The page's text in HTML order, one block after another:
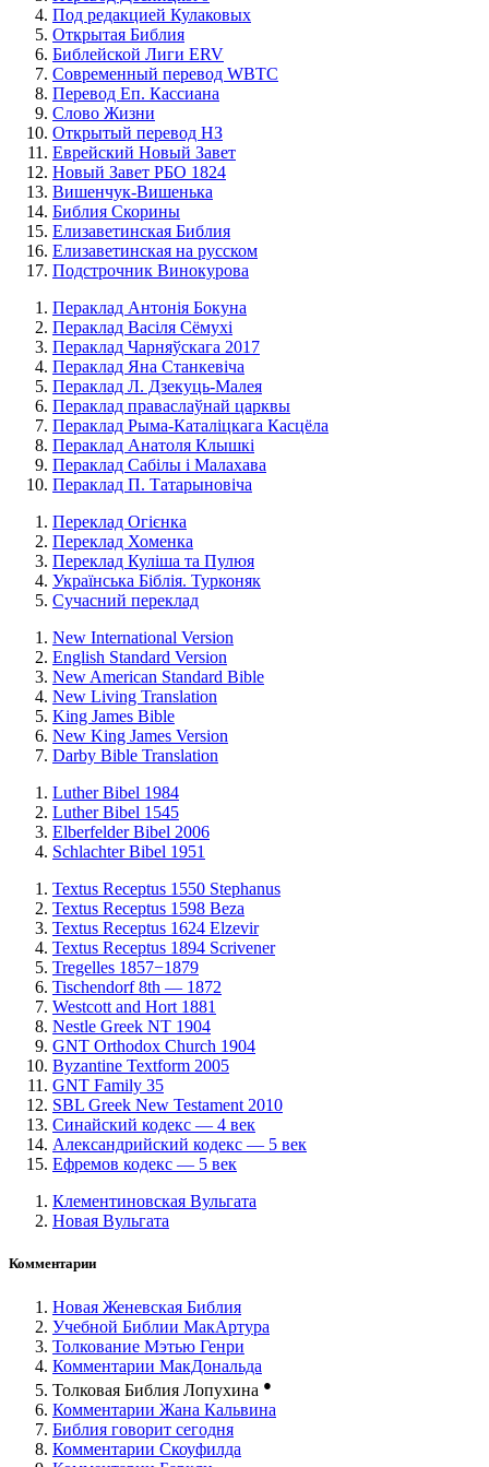
Под редакцией Кулаковых
Открытая Библия
Библейской Лиги ERV
Cовременный перевод WBTC
Перевод Еп. Кассиана
Слово Жизни
Открытый перевод НЗ
Еврейский Новый Завет
Новый Завет РБО 1824
Вишенчук-Вишенька
Библия Скорины
Елизаветинская Библия
Елизаветинская на русском
Подстрочник Винокурова
Пераклад Антонія Бокуна
Пераклад Васіля Сёмухі
Пераклад Чарняўскага 2017
Пераклад Яна Станкевіча
Пераклад Л. Дзекуць-Малея
Пераклад праваслаўнай царквы
Пераклад Рыма-Каталіцкага Касцёла
Пераклад Анатоля Клышкi
Пераклад Сабілы і Малахава
Пераклад П. Татарыновіча
Переклад Огієнка
Переклад Хоменка
Переклад Куліша та Пулюя
Українська Біблія. Турконяк
Сучасний переклад
New International Version
English Standard Version
New American Standard Bible
New Living Translation
King James Bible
New King James Version
Darby Bible Translation
Luther Bibel 1984
Luther Bibel 1545
Elberfelder Bibel 2006
Schlachter Bibel 1951
Textus Receptus 1550 Stephanus
Textus Receptus 1598 Beza
Textus Receptus 1624 Elzevir
Textus Receptus 1894 Scrivener
Tregelles 1857−1879
Tischendorf 8th — 1872
Westcott and Hort 1881
Nestle Greek NT 1904
GNT Orthodox Church 1904
Byzantine Textform 2005
GNT Family 35
SBL Greek New Testament 2010
Синайский кодекс — 4 век
Александрийский кодекс — 5 век
Ефремов кодекс — 5 век
Клементиновская Вульгата
Новая Вульгата
Комментарии
Новая Женевская Библия
Учебной Библии МакАртура
Толкование Мэтью Генри
Комментарии МакДональда
Толковая Библия Лопухина ●
Комментарии Жана Кальвина
Библия говорит сегодня
Комментарии Скоуфилда